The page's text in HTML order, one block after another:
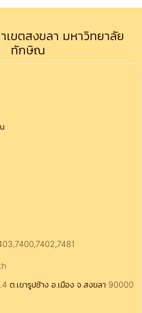
เขตสงขลา มหาวิทยาลัย
ทักษิณ
ต.เขารูปช้าง อ.เมือง จ.สงขลา 90000